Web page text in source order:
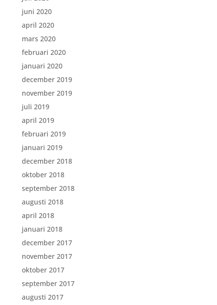
juni 2020
april 2020
mars 2020
februari 2020
januari 2020
december 2019
november 2019
juli 2019
april 2019
februari 2019
januari 2019
december 2018
oktober 2018
september 2018
augusti 2018
april 2018
januari 2018
december 2017
november 2017
oktober 2017
september 2017
augusti 2017